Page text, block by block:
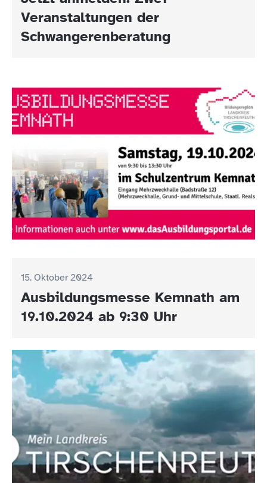
Veranstaltungen der
Schwangerenberatung
15. Oktober 2024
Ausbildungsmesse Kemnath am
19.10.2024 ab 9:30 Uhr